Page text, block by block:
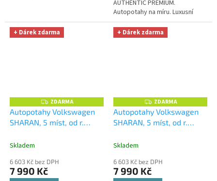
AUTHENTIC PREMIUM.
Autopotahy na míru. Luxusní
tuningový vzhled a špičková
ochrana čalounění. Profesionální
čalounické...
+ Dárek zdarma
Z
D
A
R
ZDARMA
Autopotahy Volkswagen
SHARAN, 5 míst, od r.
PREMIUM žakar Avio
úklid Smart Microfiber
zdarma v hodnotě 329,-Kč
Skladem
6 603 Kč bez DPH
7 990 Kč
+ Dárek zdarma
Z
D
A
R
ZDARMA
Autopotahy Volkswagen
SHARAN, 5 míst, od r.
PREMIUM žakar červený
úklid Smart Microfiber
zdarma v hodnotě 329,-Kč
Skladem
6 603 Kč bez DPH
7 990 Kč